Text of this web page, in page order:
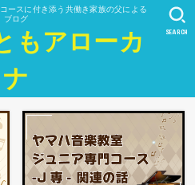
ースに付き添う共働き家族の父による
ブログ
もアローカ
ナ
SEARCH